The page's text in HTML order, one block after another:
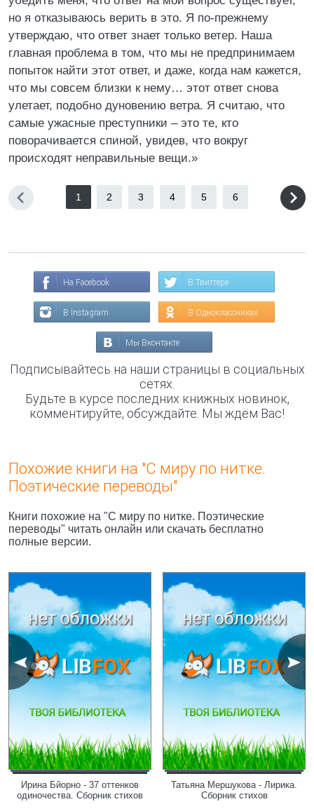
но я отказываюсь верить в это. Я по-прежнему
утверждаю, что ответ знает только ветер. Наша
главная проблема в том, что мы не предпринимаем
попыток найти этот ответ, и даже, когда нам кажется,
что мы совсем близки к нему… этот ответ снова
улетает, подобно дуновению ветра. Я считаю, что
самые ужасные преступники – это те, кто
поворачивается спиной, увидев, что вокруг
происходят неправильные вещи.»
1 2 3 4 5 6
На Facebook В Твиттере
В Instagram В Одноклассниках
Мы Вконтакте
Подписывайтесь на наши страницы в социальных
сетях.
Будьте в курсе последних книжных новинок,
комментируйте, обсуждайте. Мы ждём Вас!
Похожие книги на "С миру по нитке.
Поэтические переводы"
Книги похожие на "С миру по нитке. Поэтические
переводы" читать онлайн или скачать бесплатно
полные версии.
Ирина Бйорно - 37 оттенков
одиночества. Сборник стихов
Татьяна Мершукова - Лирика.
Сборник стихов